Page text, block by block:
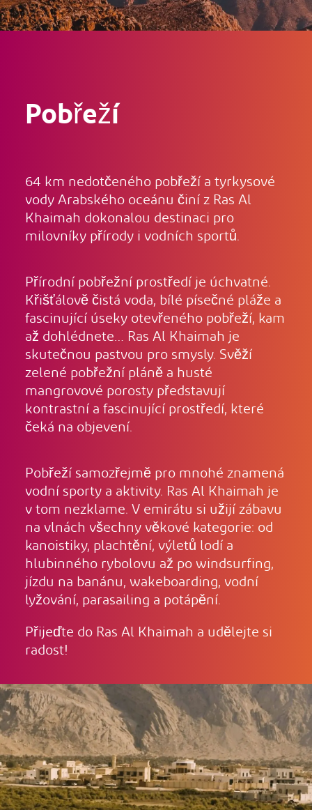
Pobřeží
64 km nedotčeného pobřeží a tyrkysové
vody Arabského oceánu činí z Ras Al
Khaimah dokonalou destinaci pro
milovníky přírody i vodních sportů.
Přírodní pobřežní prostředí je úchvatné.
Křišťálově čistá voda, bílé písečné pláže a
fascinující úseky otevřeného pobřeží, kam
až dohlédnete… Ras Al Khaimah je
skutečnou pastvou pro smysly. Svěží
zelené pobřežní pláně a husté
mangrovové porosty představují
kontrastní a fascinující prostředí, které
čeká na objevení.
Pobřeží samozřejmě pro mnohé znamená
vodní sporty a aktivity. Ras Al Khaimah je
v tom nezklame. V emirátu si užijí zábavu
na vlnách všechny věkové kategorie: od
kanoistiky, plachtění, výletů lodí a
hlubinného rybolovu až po windsurfing,
jízdu na banánu, wakeboarding, vodní
lyžování, parasailing a potápění.
Přijeďte do Ras Al Khaimah a udělejte si
radost!